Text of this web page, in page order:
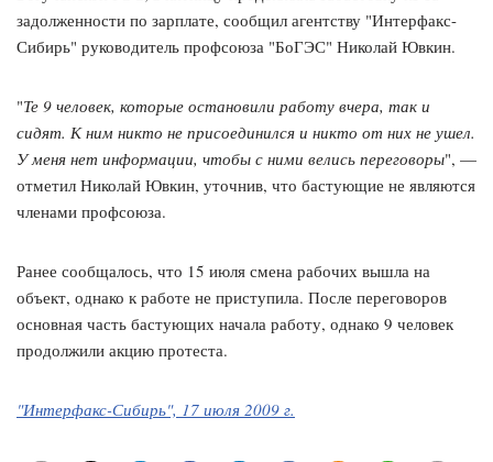
задолженности по зарплате, сообщил агентству "Интерфакс-
Сибирь" руководитель профсоюза "БоГЭС" Николай Ювкин.
"Те 9 человек, которые остановили работу вчера, так и
сидят. К ним никто не присоединился и никто от них не ушел.
У меня нет информации, чтобы с ними велись переговоры", —
отметил Николай Ювкин, уточнив, что бастующие не являются
членами профсоюза.
Ранее сообщалось, что 15 июля смена рабочих вышла на
объект, однако к работе не приступила. После переговоров
основная часть бастующих начала работу, однако 9 человек
продолжили акцию протеста.
"Интерфакс-Сибирь", 17 июля 2009 г.